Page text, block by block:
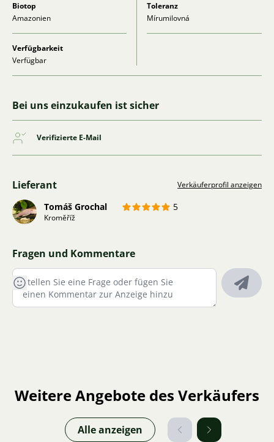
Biotop
Amazonien
Toleranz
Mírumilovná
Verfügbarkeit
Verfügbar
Bei uns einzukaufen ist sicher
Verifizierte E-Mail
Lieferant Verkäuferprofil anzeigen
Tomáš Grochal 5
Kroměříž
Fragen und Kommentare
Weitere Angebote des Verkäufers
Alle anzeigen